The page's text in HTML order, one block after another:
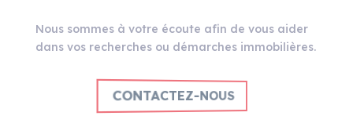
Nous sommes à votre écoute afin de vous aider
dans vos recherches ou démarches immobilières.
CONTACTEZ-NOUS